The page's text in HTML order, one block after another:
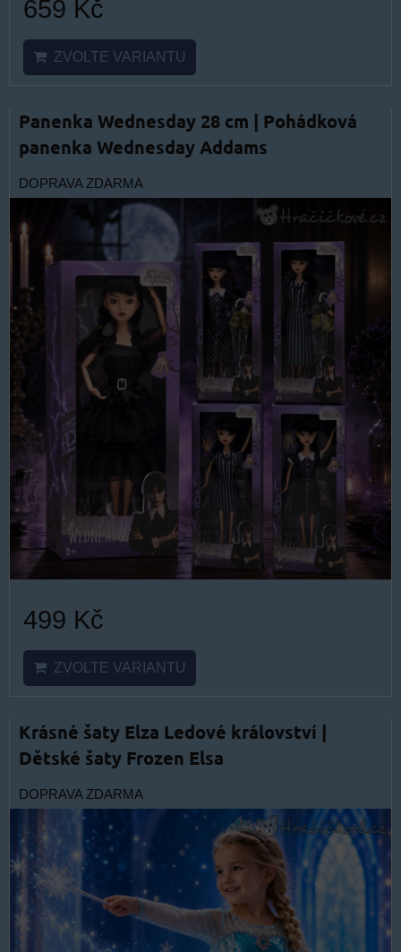
659 Kč
ZVOLTE VARIANTU
Panenka Wednesday 28 cm | Pohádková
panenka Wednesday Addams
DOPRAVA ZDARMA
499 Kč
ZVOLTE VARIANTU
Krásné šaty Elza Ledové království |
Dětské šaty Frozen Elsa
DOPRAVA ZDARMA